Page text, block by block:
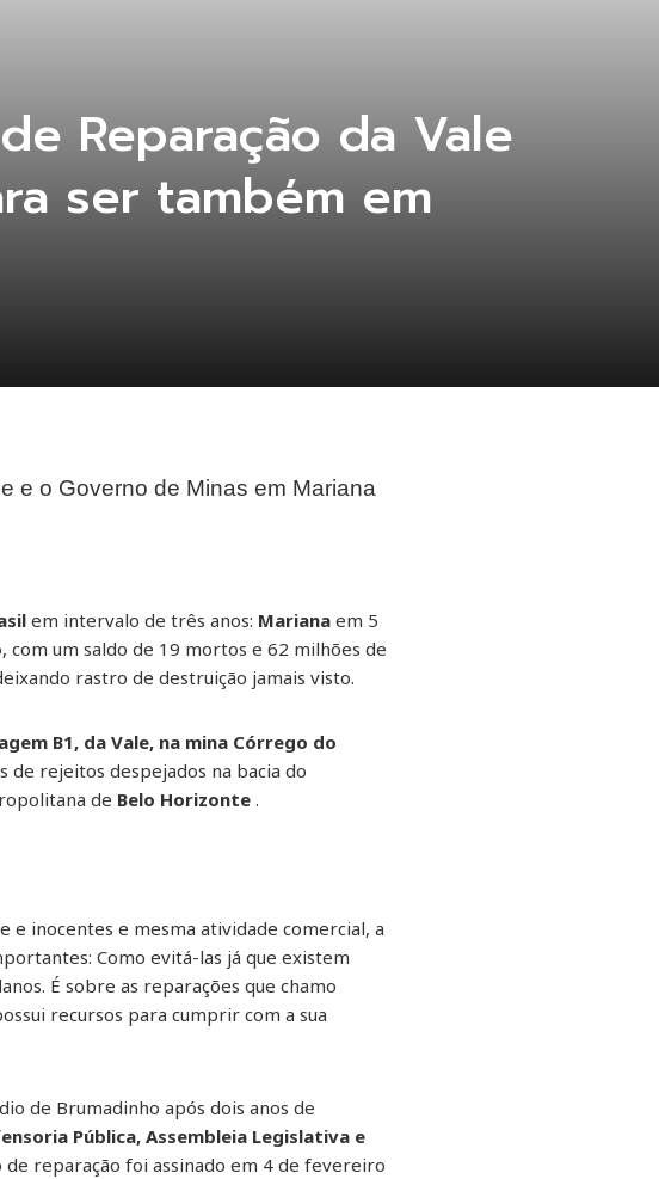
Reparação da Vale
ser também em
e o Governo de Minas em Mariana
em intervalo de três anos: Mariana em 5
, com um saldo de 19 mortos e 62 milhões de
rastro de destruição jamais visto.
B1, da Vale, na mina Córrego do
de rejeitos despejados na bacia do
de Belo Horizonte .
e inocentes e mesma atividade comercial, a
Como evitá-las já que existem
É sobre as reparações que chamo
recursos para cumprir com a sua
de Brumadinho após dois anos de
Pública, Assembleia Legislativa e
de reparação foi assinado em 4 de fevereiro